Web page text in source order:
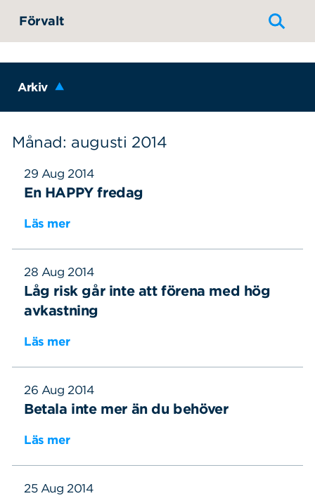
Förvalt
Arkiv
Månad: augusti 2014
29 Aug 2014
En HAPPY fredag
Läs mer
28 Aug 2014
Låg risk går inte att förena med hög
avkastning
Läs mer
26 Aug 2014
Betala inte mer än du behöver
Läs mer
25 Aug 2014